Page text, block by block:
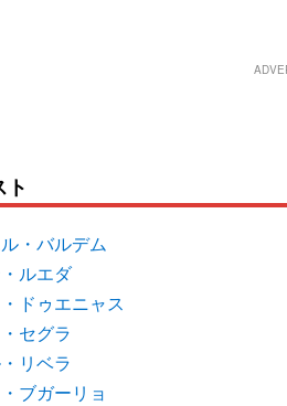
ト
・バルデム
ルエダ
ドゥエニャス
セグラ
リベラ
ブガーリョ